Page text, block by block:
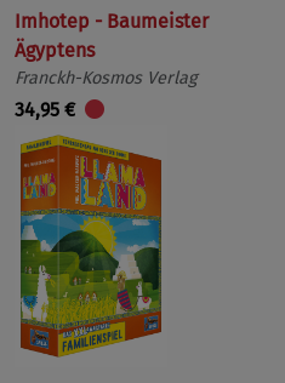
Imhotep - Baumeister
Ägyptens
Franckh-Kosmos Verlag
34,95 €